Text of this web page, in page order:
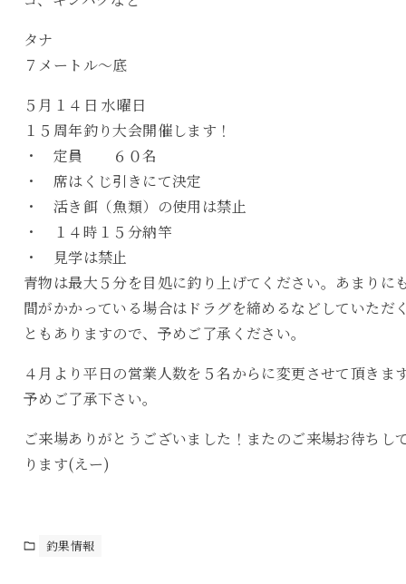
タナ
７メートル〜底
５月１４日 水曜日
１５周年釣り大会開催します！
・ 定員 ６０名
・ 席はくじ引きにて決定
・ 活き餌（魚類）の使用は禁止
・ １４時１５分納竿
・ 見学は禁止
青物は最大５分を目処に釣り上げてください。あまりに
間がかかっている場合はドラグを締めるなどしていただ
ともありますので、予めご了承ください。
４月より平日の営業人数を５名からに変更させて頂きま
予めご了承下さい。
ご来場ありがとうございました！またのご来場お待ちし
ります(えー)
釣果情報